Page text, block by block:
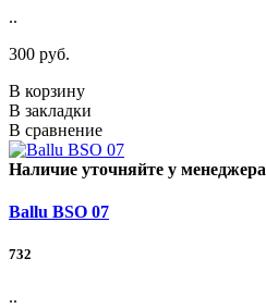
..
300 руб.
В корзину
В закладки
В сравнение
Наличие уточняйте у менеджера
Ballu BSO 07
732
..